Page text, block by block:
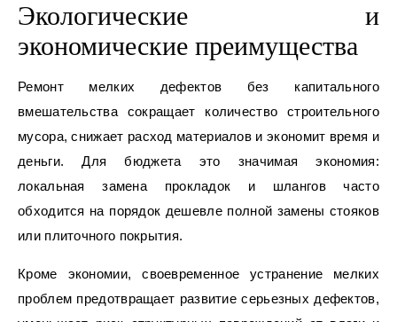
Экологические и
экономические преимущества
Ремонт мелких дефектов без капитального
вмешательства сокращает количество строительного
мусора, снижает расход материалов и экономит время и
деньги. Для бюджета это значимая экономия:
локальная замена прокладок и шлангов часто
обходится на порядок дешевле полной замены стояков
или плиточного покрытия.
Кроме экономии, своевременное устранение мелких
проблем предотвращает развитие серьезных дефектов,